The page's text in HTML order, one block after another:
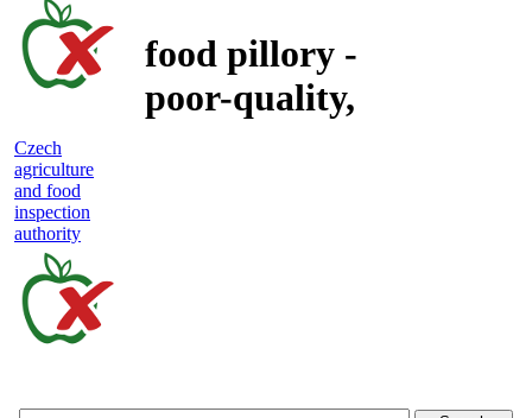
food pillory -
poor-quality,
Czech
agriculture
and food
inspection
authority